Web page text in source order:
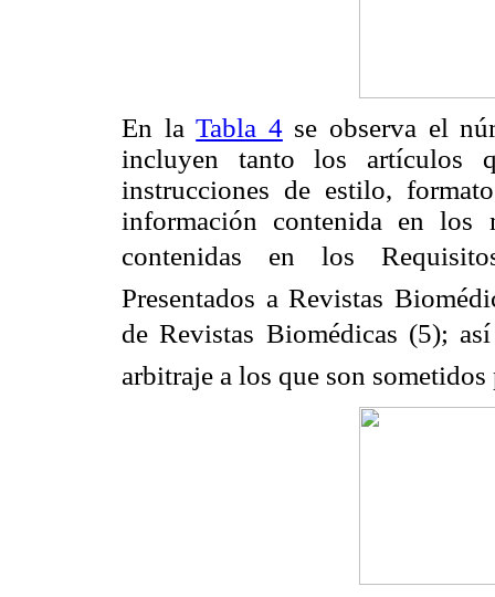
En laTabla 4se observa el
incluyen tanto los artículos
instrucciones de estilo,
información contenida en los
contenidas en los
Presentados a Revistas
de Revistas Biomédicas (5);
arbitraje a los que son